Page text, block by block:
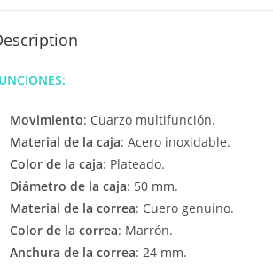
Movimiento: Cuarzo multifunción.
Material de la caja: Acero inoxidable.
Color de la caja: Plateado.
Diámetro de la caja: 50 mm.
Material de la correa: Cuero genuino.
Color de la correa: Marrón.
Anchura de la correa: 24 mm.